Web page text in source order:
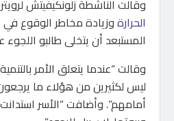
وقالت الناشطة زلونكيفيتش
الحرارةوزيادة مخاطر الوقوع
المستبعد أن يتخلى طالبو اللجوء
وقالت “عندما يتعلق الأمر
ليس لكثيرين من هؤلاء ما
أمامهم”. وأضافت “الأسر